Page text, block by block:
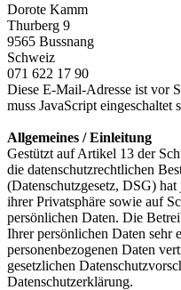
Dorote Kamm
Thurberg 9
9565 Bussnang
Schweiz
071 622 17 90
Diese E-Mail-Adresse ist vor
muss JavaScript eingeschaltet
Allgemeines / Einleitung
Gestützt auf Artikel 13 der
die datenschutzrechtlichen
(Datenschutzgesetz, DSG)
ihrer Privatsphäre sowie auf
persönlichen Daten. Die
Ihrer persönlichen Daten sehr
personenbezogenen Daten
gesetzlichen
Datenschutzerklärung.